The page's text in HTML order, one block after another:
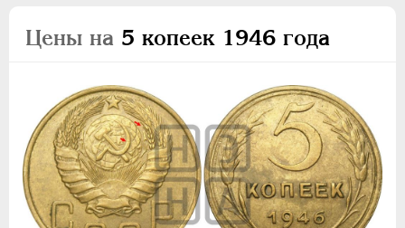
Цены на 5 копеек 1946 года
2 КОПЕЙКИ
5 КОПЕЕК
10 КОПЕЕК
15 КОПЕЕК
20 КОПЕЕК
50 КОПЕЕК
ПОЛТИННИК